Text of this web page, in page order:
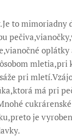
to mimoriadny
oplátky
mletia,pri
pri
má pri
je